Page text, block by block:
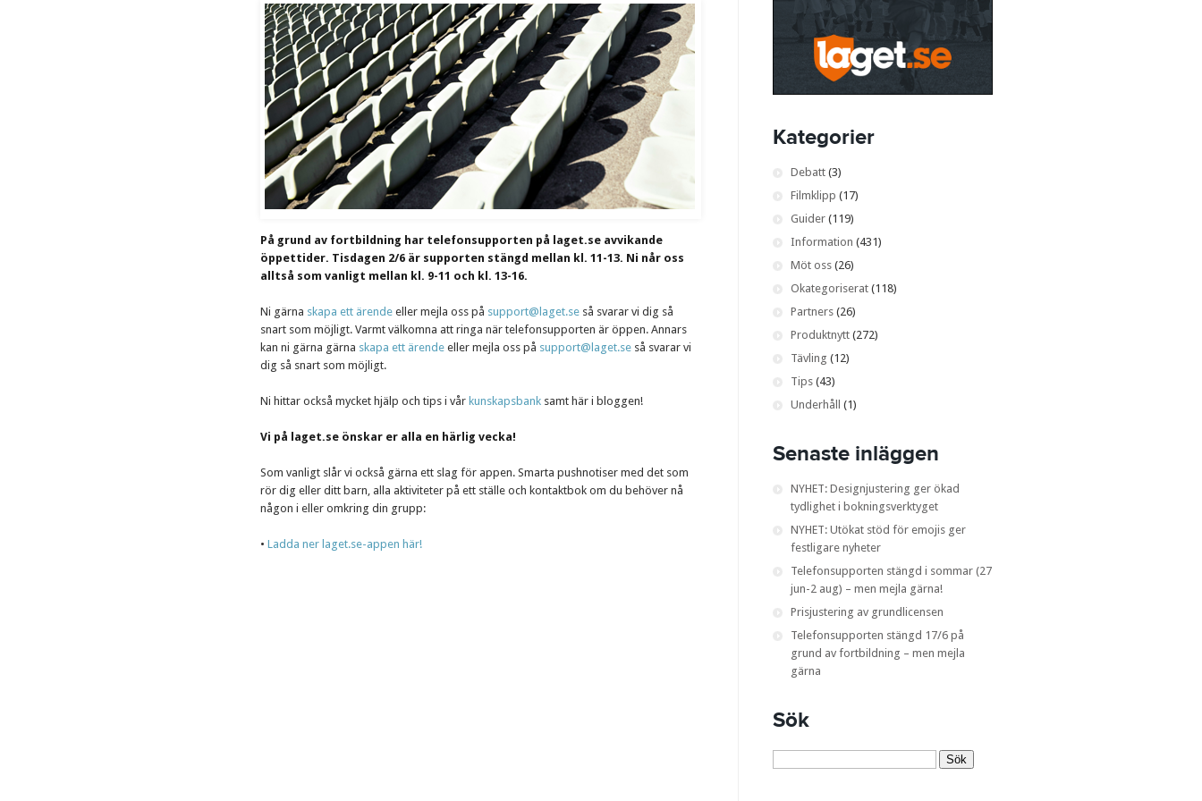
På grund av fortbildning har telefonsupporten på laget.se avvikande
öppettider. Tisdagen 2/6 är supporten stängd mellan kl. 11-13. Ni når oss
alltså som vanligt mellan kl. 9-11 och kl. 13-16.
Ni gärna skapa ett ärende eller mejla oss på support@laget.se så svarar vi dig så
snart som möjligt. Varmt välkomna att ringa när telefonsupporten är öppen. Annars
kan ni gärna gärna skapa ett ärende eller mejla oss på support@laget.se så svarar vi
dig så snart som möjligt.
Ni hittar också mycket hjälp och tips i vår kunskapsbank samt här i bloggen!
Vi på laget.se önskar er alla en härlig vecka!
Som vanligt slår vi också gärna ett slag för appen. Smarta pushnotiser med det som
rör dig eller ditt barn, alla aktiviteter på ett ställe och kontaktbok om du behöver nå
någon i eller omkring din grupp:
• Ladda ner laget.se-appen här!
Kategorier
Debatt (3)
Filmklipp (17)
Guider (119)
Information (431)
Möt oss (26)
Okategoriserat (118)
Partners (26)
Produktnytt (272)
Tävling (12)
Tips (43)
Underhåll
(1)
Senaste inläggen
NYHET: Designjustering ger ökad
tydlighet i bokningsverktyget
NYHET: Utökat stöd för emojis ger
festligare nyheter
Telefonsupporten stängd i sommar (27
jun-2 aug) – men mejla gärna!
Prisjustering av grundlicensen
Telefonsupporten stängd 17/6 på
grund av fortbildning – men mejla
gärna
Sök
Sök
efter: